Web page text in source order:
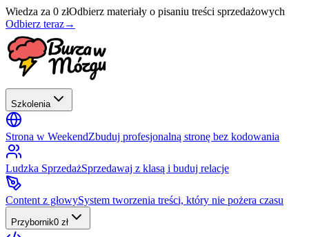
Wiedza za 0 złOdbierz materiały o pisaniu treści sprzedażowych
Odbierz teraz→
Szkolenia
Strona w WeekendZbuduj profesjonalną stronę bez kodowania
Ludzka SprzedażSprzedawaj z klasą i buduj relacje
Content z głowySystem tworzenia treści, który nie pożera czasu
Przybornik0 zł